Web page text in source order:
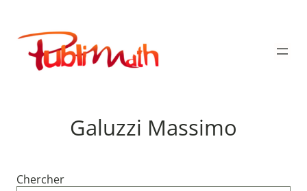
contenu
Publimath
Galuzzi Massimo
Chercher